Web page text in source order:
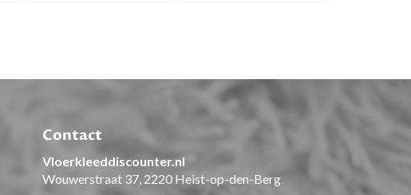
Contact
Vloerkleeddiscounter.nl
Wouwerstraat 37, 2220 Heist-op-den-Berg